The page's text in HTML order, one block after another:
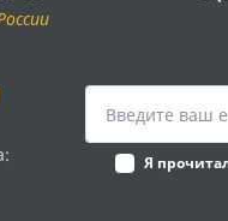
Я